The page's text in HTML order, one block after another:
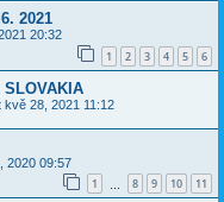
2021
20:32
1 2 3 4 5 6
SLOVAKIA
kvě 28, 2021 11:12
2020 09:57
1 8 9 10 11